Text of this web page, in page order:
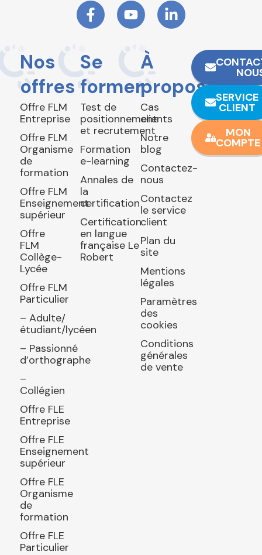
Nos
offres
Offre FLM
Entreprise
Offre FLM
Organisme
de
formation
Offre FLM
Enseignement
supérieur
Offre
FLM
Collège-
Lycée
Offre FLM
Particulier
– Adulte/
étudiant/lycéen
– Passionné
d’orthographe
–
Collégien
Offre FLE
Entreprise
Offre FLE
Enseignement
supérieur
Offre FLE
Organisme
de
formation
Offre FLE
Particulier
Se
former
Test de
positionnement
et recrutement
Formation
e-learning
Annales de
la
certification
Certification
en langue
française Le
Robert
À
propos
Cas
clients
Notre
blog
Contactez-
nous
Contactez
le service
client
Plan du
site
Mentions
légales
Paramètres
des
cookies
Conditions
générales
de vente
SERVICE
CLIENT
MON
COMPTE